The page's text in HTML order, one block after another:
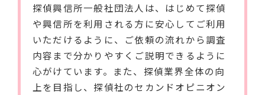
探偵興信所一般社団法人は、はじめて探偵
や興信所を利用される方に安心してご利用
いただけるように、ご依頼の流れから調査
内容まで分かりやすくご説明できるように
心がけています。また、探偵業界全体の向
上を目指し、探偵社のセカンドオピニオン